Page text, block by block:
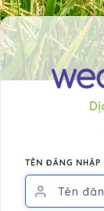
TÊN ĐĂNG NHẬP